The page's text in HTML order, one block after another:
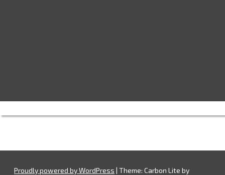
Proudly powered by WordPress | Theme: Carbon Lite by